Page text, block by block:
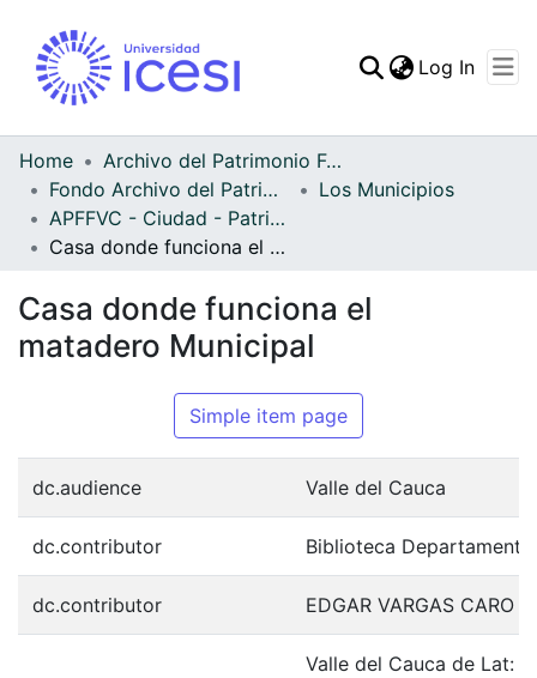
Statistics
Log In
Home
Archivo del Patrimonio Fotográfico y Fílmico del Valle del Cauca
Fondo Archivo del Patrimonio Fotográfico y Fílmico del Valle del Cauca
Los Municipios
APFFVC - Ciudad - Patrimonial
Casa donde funciona el matadero Municipal
Casa donde funciona el
matadero Municipal
Simple item page
dc.audience Valle del Cauca
dc.contributor Biblioteca
dc.contributor EDGAR VARGAS CARO
Valle del Cauca de Lat: